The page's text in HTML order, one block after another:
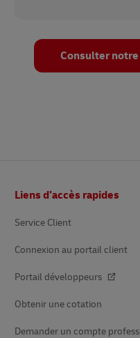
Consulter notre
de
Liens d’accès rapides
Service Client
Connexion au portail client
Portail développeurs
Obtenir une cotation
Demander un compte